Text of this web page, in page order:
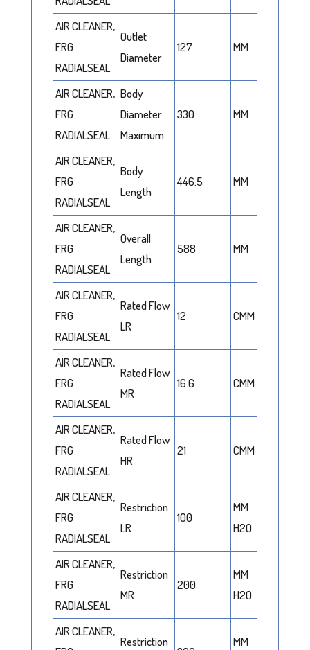
AIR CLEANER,
FRG
RADIALSEAL
Outlet
Diameter
127 MM
AIR CLEANER,
FRG
RADIALSEAL
Body
Diameter
Maximum
330 MM
AIR CLEANER,
FRG
RADIALSEAL
Body
Length
446.5 MM
AIR CLEANER,
FRG
RADIALSEAL
Overall
Length
588 MM
AIR CLEANER,
FRG
RADIALSEAL
Rated Flow
LR
12 CMM
AIR CLEANER,
FRG
RADIALSEAL
Rated Flow
MR
16.6 CMM
AIR CLEANER,
FRG
RADIALSEAL
Rated Flow
HR
21 CMM
AIR CLEANER,
FRG
RADIALSEAL
Restriction
LR
100
MM
H2O
AIR CLEANER,
FRG
RADIALSEAL
Restriction
MR
200
MM
H2O
AIR CLEANER,
Restriction MM